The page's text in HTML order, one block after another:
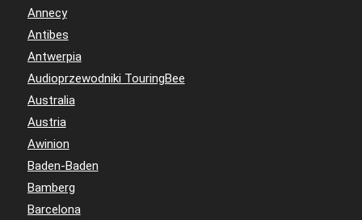
Annecy
Antibes
Antwerpia
Audioprzewodniki TouringBee
Australia
Austria
Awinion
Baden-Baden
Bamberg
Barcelona